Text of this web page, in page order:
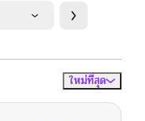
ใหม่ที่สุด